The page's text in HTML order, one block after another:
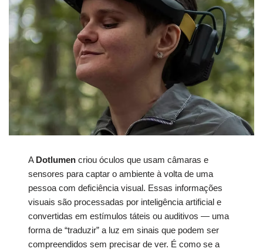
A Dotlumen criou óculos que usam câmaras e
sensores para captar o ambiente à volta de uma
pessoa com deficiência visual. Essas informações
visuais são processadas por inteligência artificial e
convertidas em estímulos táteis ou auditivos — uma
forma de “traduzir” a luz em sinais que podem ser
compreendidos sem precisar de ver. É como se a